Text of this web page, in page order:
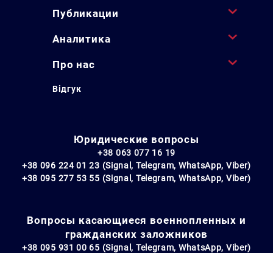
Публикации
Аналитика
Про нас
Відгук
Юридические вопросы
+38 063 077 16 19
+38 096 224 01 23 (Signal, Telegram, WhatsApp, Viber)
+38 095 277 53 55 (Signal, Telegram, WhatsApp, Viber)
Вопросы касающиеся военнопленных и
гражданских заложников
+38 095 931 00 65 (Signal, Telegram, WhatsApp, Viber)